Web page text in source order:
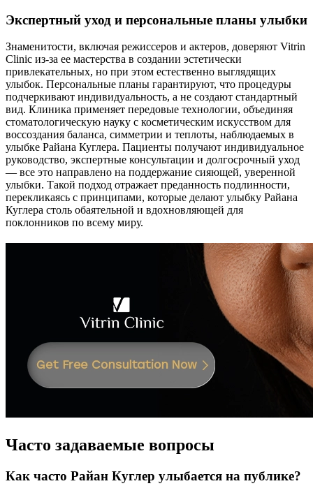
Экспертный уход и персональные планы улыбки
Знаменитости, включая режиссеров и актеров, доверяют Vitrin
Clinic из-за ее мастерства в создании эстетически
привлекательных, но при этом естественно выглядящих
улыбок. Персональные планы гарантируют, что процедуры
подчеркивают индивидуальность, а не создают стандартный
вид. Клиника применяет передовые технологии, объединяя
стоматологическую науку с косметическим искусством для
воссоздания баланса, симметрии и теплоты, наблюдаемых в
улыбке Райана Куглера. Пациенты получают индивидуальное
руководство, экспертные консультации и долгосрочный уход
— все это направлено на поддержание сияющей, уверенной
улыбки. Такой подход отражает преданность подлинности,
перекликаясь с принципами, которые делают улыбку Райана
Куглера столь обаятельной и вдохновляющей для
поклонников по всему миру.
Часто задаваемые вопросы
Как часто Райан Куглер улыбается на публике?